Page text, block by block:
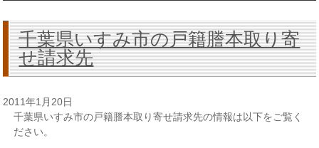
千葉県いすみ市の戸籍謄本取り寄
せ請求先
2011年1月20日
千葉県いすみ市の戸籍謄本取り寄せ請求先の情報は以下をご覧く
ださい。